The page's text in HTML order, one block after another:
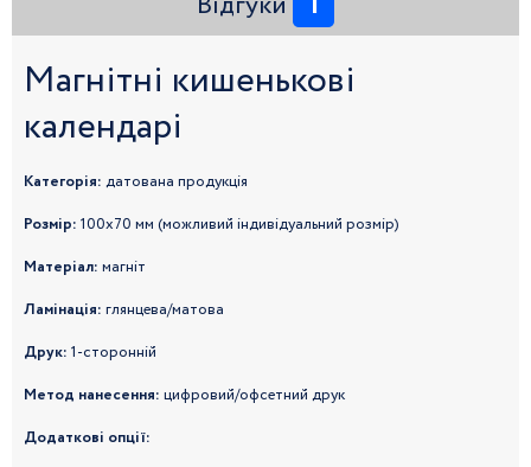
Відгуки
Магнітні кишенькові
календарі
Категорія: датована продукція
Розмір: 100x70 мм (можливий індивідуальний розмір)
Матеріал: магніт
Ламінація: глянцева/матова
Друк: 1-сторонній
Метод нанесення: цифровий/офсетний друк
Додаткові опції: